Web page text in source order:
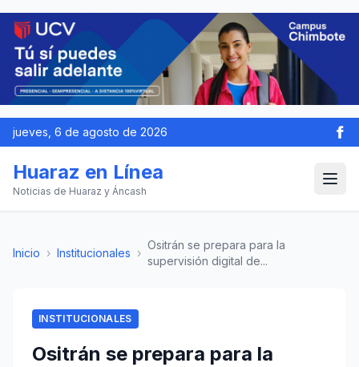
jueves, 6 de agosto de 2026
Huaraz en Línea
Noticias de Huaraz y Áncash
Inicio › Institucionales ›
Ositrán se prepara para la
supervisión digital de...
INSTITUCIONALES
Ositrán se prepara para la